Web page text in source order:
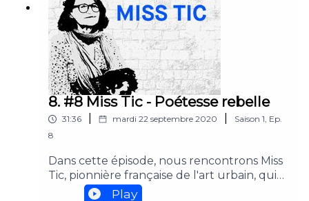
Réalisatrice et monteuse : Vannick Rico Huertas
Musique originale : Vincent Charamon
Mixeur sonore : Laurent Gosset / Studio One
More Sound
Partenaire : Galerie The Wall 51
8. #8 Miss Tic - Poétesse rebelle
31:36 mardi 22 septembre 2020 Saison 1, Ep.
8
Dans cette épisode, nous rencontrons Miss
Tic, pionnière française de l'art urbain, qui
recouvre les rues de Paris, depuis 1985,
Play